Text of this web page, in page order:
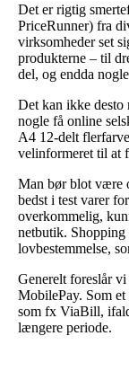
Det er rigtig
PriceRunner) fra
virksomheder set
produkterne – til
del, og endda
Det kan ikke desto
nogle få online
A4 12-delt
velinformeret til at
Man bør blot være
bedst i test varer
overkommelig,
netbutik.
lovbestemmelse,
Generelt foreslår
MobilePay. Som
som fx ViaBill,
længere periode.